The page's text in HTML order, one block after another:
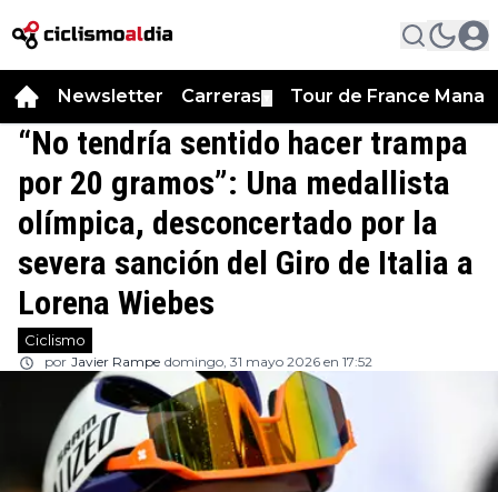
Newsletter Carreras Tour de France
“No tendría sentido hacer trampa
por 20 gramos”: Una medallista
olímpica, desconcertado por la
severa sanción del Giro de Italia a
Lorena Wiebes
Ciclismo
por Javier Rampe domingo, 31 mayo 2026 en 17:52